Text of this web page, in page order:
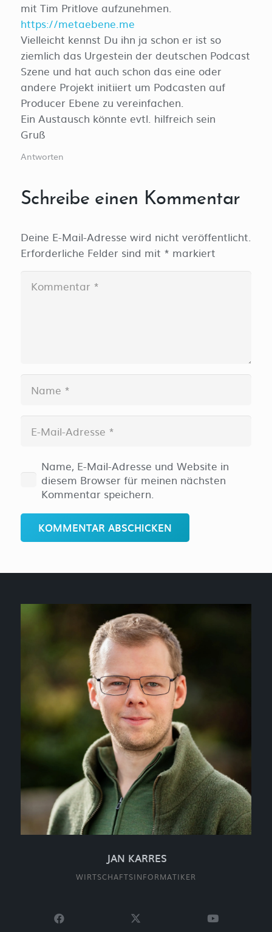
mit Tim Pritlove aufzunehmen.
https://metaebene.me
Vielleicht kennst Du ihn ja schon er ist so
ziemlich das Urgestein der deutschen Podcast
Szene und hat auch schon das eine oder
andere Projekt initiiert um Podcasten auf
Producer Ebene zu vereinfachen.
Ein Austausch könnte evtl. hilfreich sein
Gruß
Antworten
Schreibe einen Kommentar
Deine E-Mail-Adresse wird nicht veröffentlicht.
Erforderliche Felder sind mit * markiert
Name, E-Mail-Adresse und Website in
diesem Browser für meinen nächsten
Kommentar speichern.
KOMMENTAR ABSCHICKEN
JAN KARRES
WIRTSCHAFTSINFORMATIKER